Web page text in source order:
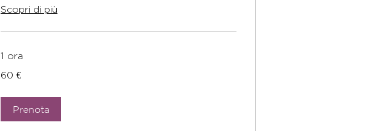
Scopri di più
1 ora
euro
60 €
Prenota